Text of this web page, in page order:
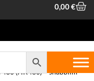
0,00€
(HK480) – snabblim